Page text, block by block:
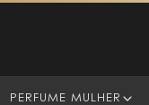
PERFUME MULHER